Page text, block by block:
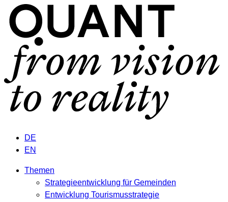
DE
EN
Themen
Strategieentwicklung für Gemeinden
Entwicklung Tourismusstrategie